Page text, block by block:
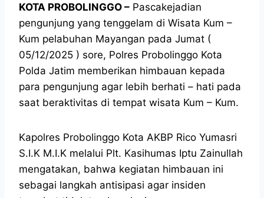
KOTA PROBOLINGGO – Pascakejadian
pengunjung yang tenggelam di Wisata Kum –
Kum pelabuhan Mayangan pada Jumat (
05/12/2025 ) sore, Polres Probolinggo Kota
Polda Jatim memberikan himbauan kepada
para pengunjung agar lebih berhati – hati pada
saat beraktivitas di tempat wisata Kum – Kum.
Kapolres Probolinggo Kota AKBP Rico Yumasri
S.I.K M.I.K melalui Plt. Kasihumas Iptu Zainullah
mengatakan, bahwa kegiatan himbauan ini
sebagai langkah antisipasi agar insiden